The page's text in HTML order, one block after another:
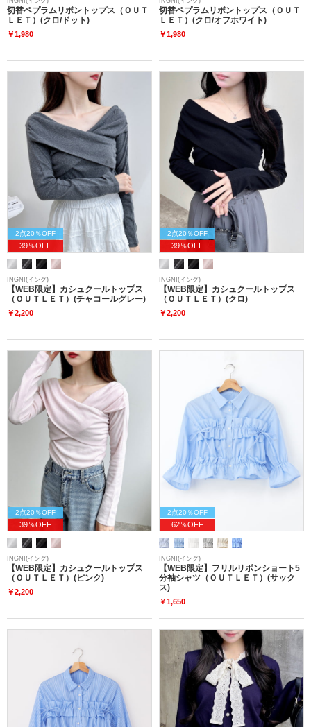
切替ペプラムリボントップス（ＯＵＴ
ＬＥＴ）(クロ/ドット)
￥1,980
切替ペプラムリボントップス（ＯＵＴ
ＬＥＴ）(クロ/オフホワイト)
￥1,980
2点20％OFF
39％OFF
INGNI(イング)
【WEB限定】カシュクールトップス
（ＯＵＴＬＥＴ）(チャコールグレー)
￥2,200
2点20％OFF
39％OFF
INGNI(イング)
【WEB限定】カシュクールトップス
（ＯＵＴＬＥＴ）(クロ)
￥2,200
2点20％OFF
39％OFF
INGNI(イング)
【WEB限定】カシュクールトップス
（ＯＵＴＬＥＴ）(ピンク)
￥2,200
2点20％OFF
62％OFF
INGNI(イング)
【WEB限定】フリルリボンショート5
分袖シャツ（ＯＵＴＬＥＴ）(サック
ス)
￥1,650